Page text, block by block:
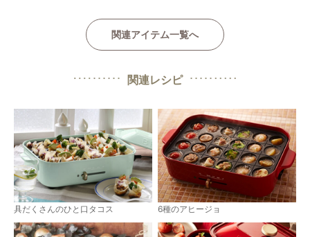
関連アイテム一覧へ
関連レシピ
具だくさんのひと口タコス 6種のアヒージョ